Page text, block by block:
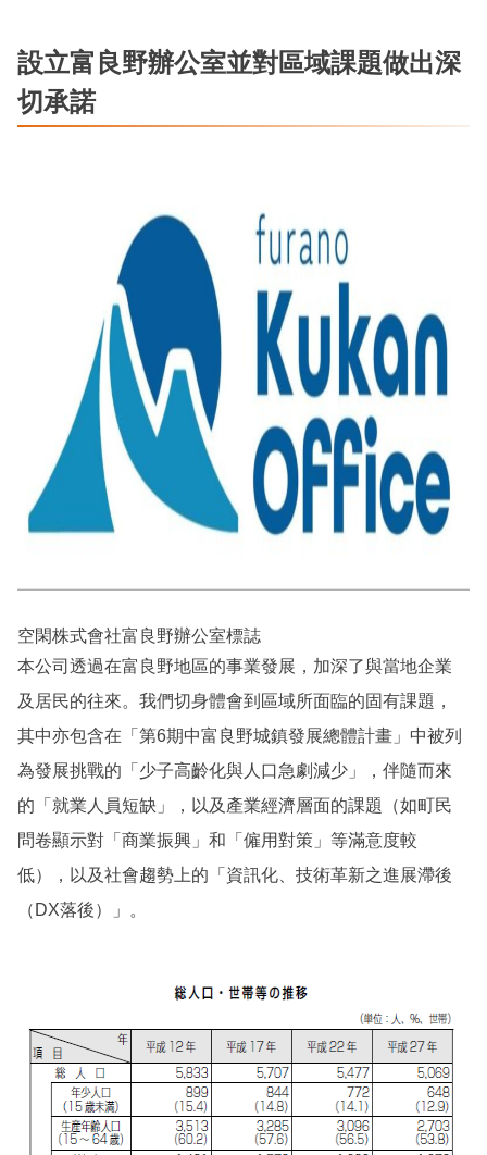
設立富良野辦公室並對區域課題做出深
切承諾
空閑株式會社富良野辦公室標誌
本公司透過在富良野地區的事業發展，加深了與當地企業
及居民的往來。我們切身體會到區域所面臨的固有課題，
其中亦包含在「第6期中富良野城鎮發展總體計畫」中被列
為發展挑戰的「少子高齡化與人口急劇減少」，伴隨而來
的「就業人員短缺」，以及產業經濟層面的課題（如町民
問卷顯示對「商業振興」和「僱用對策」等滿意度較
低），以及社會趨勢上的「資訊化、技術革新之進展滯後
（DX落後）」。